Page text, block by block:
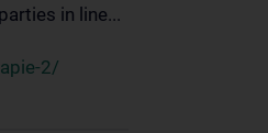
in line...
2/